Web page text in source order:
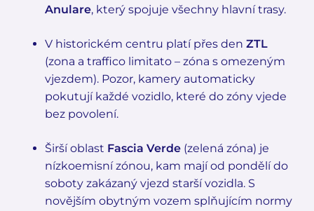
Anulare, který spojuje všechny hlavní trasy.
V historickém centru platí přes den ZTL
(zona a traffico limitato – zóna s omezeným
vjezdem). Pozor, kamery automaticky
pokutují každé vozidlo, které do zóny vjede
bez povolení.
Širší oblast Fascia Verde (zelená zóna) je
nízkoemisní zónou, kam mají od pondělí do
soboty zakázaný vjezd starší vozidla. S
novějším obytným vozem splňujícím normy